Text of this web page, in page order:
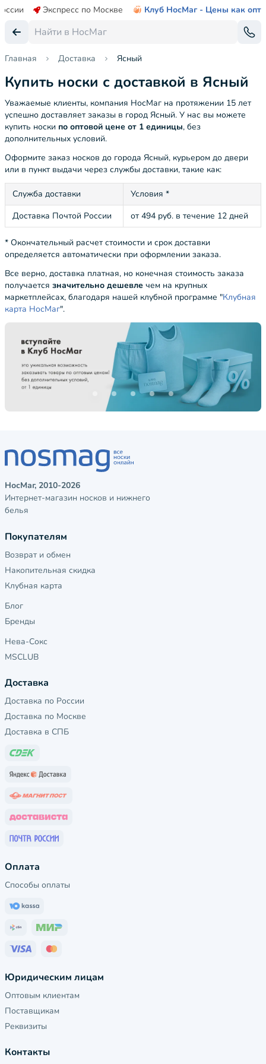
Экспресс по Москве Клуб НосМаг - Цены как опт
Главная Доставка Ясный
Купить носки с доставкой в Ясный
Уважаемые клиенты, компания НосМаг на протяжении 15 лет
успешно доставляет заказы в город Ясный. У нас вы можете
купить носки по оптовой цене от 1 единицы, без
дополнительных условий.
Оформите заказ носков до города Ясный, курьером до двери
или в пункт выдачи через службы доставки, такие как:
Служба доставки
Условия *
Доставка Почтой России
от 494 руб. в течение 12 дней
* Окончательный расчет стоимости и срок доставки
определяется автоматически при оформлении заказа.
Все верно, доставка платная, но конечная стоимость заказа
получается значительно дешевле чем на крупных
маркетплейсах, благодаря нашей клубной программе "Клубная
карта НосМаг".
НосМаг, 2010-2026
Интернет-магазин носков и нижнего
белья
Покупателям
Возврат и обмен
Накопительная скидка
Клубная карта
Блог
Бренды
Нева-Сокс
MSCLUB
Доставка
Доставка по России
Доставка по Москве
Доставка в СПБ
Оплата
Способы оплаты
Юридическим лицам
Оптовым клиентам
Поставщикам
Реквизиты
Контакты